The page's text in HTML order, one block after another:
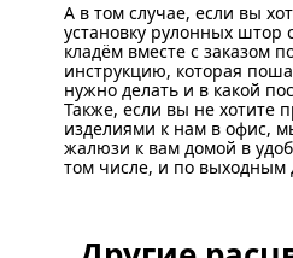
А в том случае, если вы
установку рулонных штор
кладём вместе с заказом
инструкцию, которая
нужно делать и в какой
Также, если вы не хотите
изделиями к нам в офис,
жалюзи к вам домой в
том числе, и по выходным